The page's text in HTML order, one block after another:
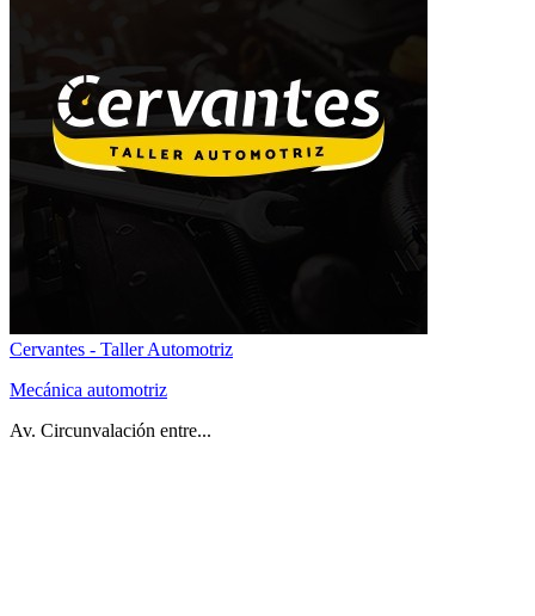
Cervantes - Taller Automotriz
Mecánica automotriz
Av. Circunvalación entre...